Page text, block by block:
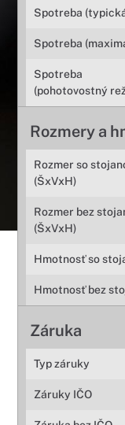
Spotreba
Spotreba
Spotreba
(pohotovostný
Rozmery a
Rozmer so
(ŠxVxH)
Rozmer bez
(ŠxVxH)
Hmotnosť so
Hmotnosť bez
Záruka
Typ záruky
Záruky IČO